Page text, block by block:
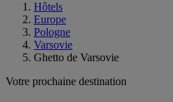
Hôtels
Europe
Pologne
Varsovie
Ghetto de Varsovie
Votre prochaine destination